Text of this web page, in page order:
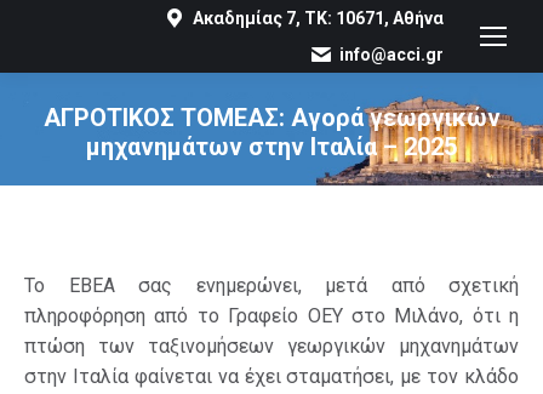
Ακαδημίας 7, ΤΚ: 10671, Αθήνα
info@acci.gr
ΑΓΡΟΤΙΚΟΣ ΤΟΜΕΑΣ: Αγορά γεωργικών
μηχανημάτων στην Ιταλία – 2025
You are here:
Το ΕΒΕΑ σας ενημερώνει, μετά από σχετική
πληροφόρηση από το Γραφείο ΟΕΥ στο Μιλάνο, ότι η
πτώση των ταξινομήσεων γεωργικών μηχανημάτων
στην Ιταλία φαίνεται να έχει σταματήσει, με τον κλάδο